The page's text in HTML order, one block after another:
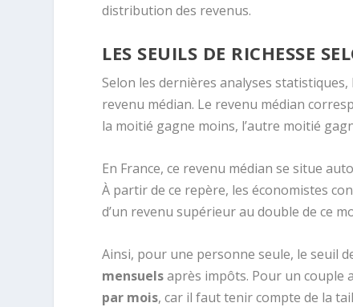
distribution des revenus.
LES SEUILS DE RICHESSE
Selon les dernières analyses
revenu médian. Le revenu médian
la moitié gagne moins, l’autre moitié
En France, ce revenu médian se situe
À partir de ce repère, les économistes
d’un revenu supérieur au double de ce
Ainsi, pour une personne seule, le seuil
mensuelsaprès impôts. Pour un couple
par mois, car il faut tenir compte de la